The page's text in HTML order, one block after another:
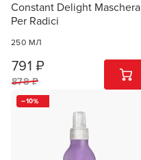
Constant Delight Maschera
Per Radici
250 МЛ
791 ₽
878 ₽
1 ШТ
10